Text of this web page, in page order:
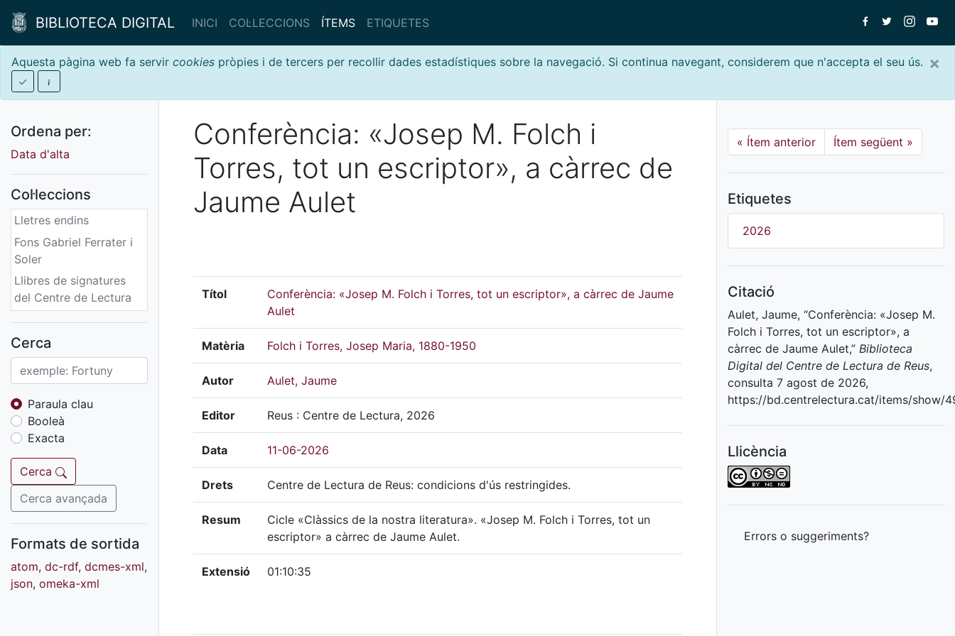
BIBLIOTECA DIGITAL INICI COL·LECCIONS ÍTEMS ETIQUETES
×
Aquesta pàgina web fa servir cookies pròpies i de tercers per recollir dades estadístiques sobre la navegació. Si continua navegant, considerem que n'accepta el seu ús.
Ordena per:
Data d'alta
Col·leccions
Lletres endins
Fons Gabriel Ferrater i
Soler
Llibres de signatures
del Centre de Lectura
Fons sonor de Ràdio
Reus
Cartells
Fons audiovisual
Fons local
Fons sonor
Goigs
Fons fotogràfic
Fons d'art
Cerca
Paraula clau
Booleà
Exacta
Cerca
Cerca avançada
Formats de sortida
atom, dc-rdf, dcmes-xml,
json, omeka-xml
Conferència: «Josep M. Folch i
Torres, tot un escriptor», a càrrec de
Jaume Aulet
Títol
Conferència: «Josep M. Folch i Torres, tot un escriptor», a càrrec de Jaume
Aulet
Matèria Folch i Torres, Josep Maria, 1880-1950
Autor Aulet, Jaume
Editor Reus : Centre de Lectura, 2026
Data 11-06-2026
Drets Centre de Lectura de Reus: condicions d'ús restringides.
Resum
Cicle «Clàssics de la nostra literatura». «Josep M. Folch i Torres, tot un
escriptor» a càrrec de Jaume Aulet.
Extensió 01:10:35
« Ítem anterior Ítem següent »
Etiquetes
2026
Citació
Aulet, Jaume, “Conferència: «Josep M.
Folch i Torres, tot un escriptor», a
càrrec de Jaume Aulet,” Biblioteca
Digital del Centre de Lectura de Reus,
consulta 7 agost de 2026,
https://bd.centrelectura.cat/items/show/
Llicència
Errors o suggeriments?